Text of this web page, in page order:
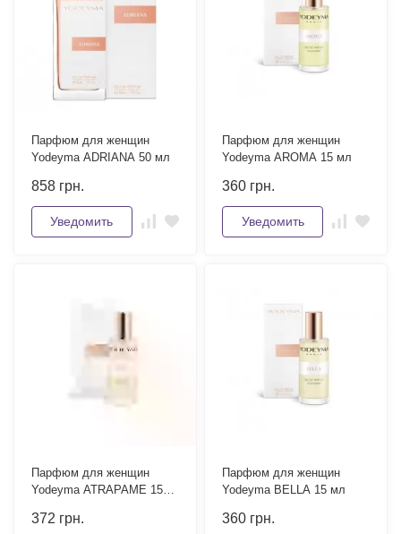
Парфюм для женщин
Yodeyma ADRIANA 50 мл
858 грн.
Уведомить
Парфюм для женщин
Yodeyma AROMA 15 мл
360 грн.
Уведомить
Парфюм для женщин
Yodeyma ATRAPAME 15
372 грн.
Парфюм для женщин
Yodeyma BELLA 15 мл
360 грн.